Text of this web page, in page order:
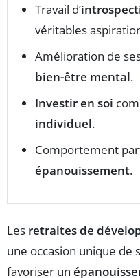
Travail d’
véritables
Amélioration de
bien-être mental.
Investir en soi
individuel.
Comportement
épanouissement.
Les retraites de
une occasion unique de
favoriser un